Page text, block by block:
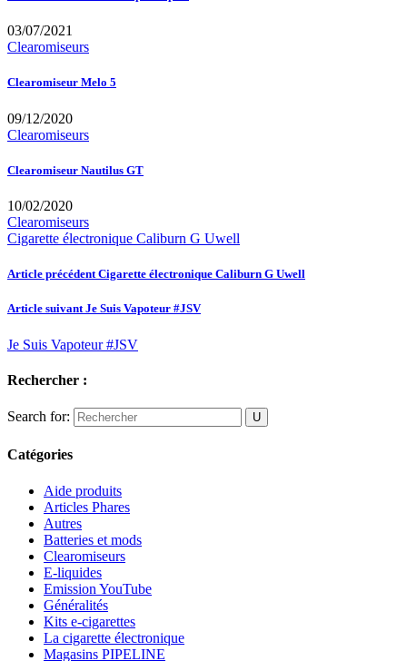
03/07/2021
Clearomiseurs
Clearomiseur Melo 5
09/12/2020
Clearomiseurs
Clearomiseur Nautilus GT
10/02/2020
Clearomiseurs
Cigarette électronique Caliburn G Uwell
Article précédentCigarette électronique Caliburn G Uwell
Article suivantJe Suis Vapoteur #JSV
Je Suis Vapoteur #JSV
Rechercher :
Search for:
Catégories
Aide produits
Articles Phares
Autres
Batteries et mods
Clearomiseurs
E-liquides
Emission YouTube
Généralités
Kits e-cigarettes
La cigarette électronique
Magasins PIPELINE